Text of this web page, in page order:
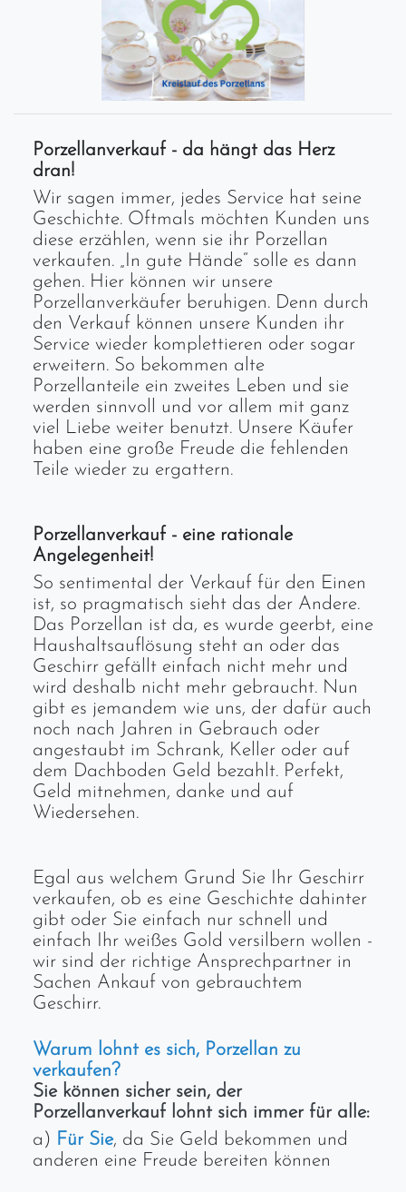
Porzellanverkauf - da hängt das Herz
dran!
Wir sagen immer, jedes Service hat seine
Geschichte. Oftmals möchten Kunden uns
diese erzählen, wenn sie ihr Porzellan
verkaufen. „In gute Hände“ solle es dann
gehen. Hier können wir unsere
Porzellanverkäufer beruhigen. Denn durch
den Verkauf können unsere Kunden ihr
Service wieder komplettieren oder sogar
erweitern. So bekommen alte
Porzellanteile ein zweites Leben und sie
werden sinnvoll und vor allem mit ganz
viel Liebe weiter benutzt. Unsere Käufer
haben eine große Freude die fehlenden
Teile wieder zu ergattern.
Porzellanverkauf - eine rationale
Angelegenheit!
So sentimental der Verkauf für den Einen
ist, so pragmatisch sieht das der Andere.
Das Porzellan ist da, es wurde geerbt, eine
Haushaltsauflösung steht an oder das
Geschirr gefällt einfach nicht mehr und
wird deshalb nicht mehr gebraucht. Nun
gibt es jemandem wie uns, der dafür auch
noch nach Jahren in Gebrauch oder
angestaubt im Schrank, Keller oder auf
dem Dachboden Geld bezahlt. Perfekt,
Geld mitnehmen, danke und auf
Wiedersehen.
Egal aus welchem Grund Sie Ihr Geschirr
verkaufen, ob es eine Geschichte dahinter
gibt oder Sie einfach nur schnell und
einfach Ihr weißes Gold versilbern wollen -
wir sind der richtige Ansprechpartner in
Sachen Ankauf von gebrauchtem
Geschirr.
Warum lohnt es sich, Porzellan zu
verkaufen?
Sie können sicher sein, der
Porzellanverkauf lohnt sich immer für alle:
a) Für Sie, da Sie Geld bekommen und
anderen eine Freude bereiten können